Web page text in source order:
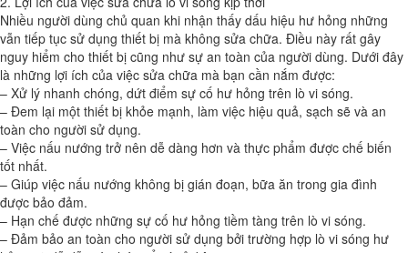
Nhiều người dùng chủ quan khi nhận thấy dấu hiệu hư hỏng những
vẫn tiếp tục sử dụng thiết bị mà không sửa chữa. Điều này rất gây
nguy hiểm cho thiết bị cũng như sự an toàn của người dùng. Dưới đây
là những lợi ích của việc sửa chữa mà bạn cần nắm được:
– Xử lý nhanh chóng, dứt điểm sự cố hư hỏng trên lò vi sóng.
– Đem lại một thiết bị khỏe mạnh, làm việc hiệu quả, sạch sẽ và an
toàn cho người sử dụng.
– Việc nấu nướng trở nên dễ dàng hơn và thực phẩm được chế biến
tốt nhất.
– Giúp việc nấu nướng không bị gián đoạn, bữa ăn trong gia đình
được bảo đảm.
– Hạn chế được những sự cố hư hỏng tiềm tàng trên lò vi sóng.
– Đảm bảo an toàn cho người sử dụng bởi trường hợp lò vi sóng hư